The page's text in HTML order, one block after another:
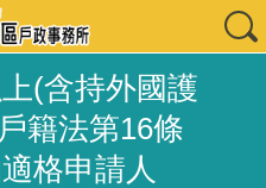
(含持外國護
籍法第16條
格申請人